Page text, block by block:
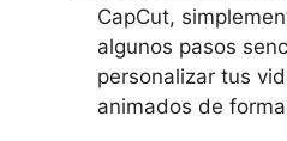
CapCut,⁣
algunos pasos
personalizar tus‌
animados de